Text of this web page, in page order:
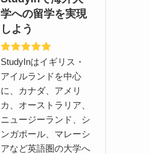
学への留学を実現
しよう
StudyInはイギリス・
アイルランドを中心
に、カナダ、アメリ
カ、オーストラリア、
ニュージーランド、シ
ンガポール、マレーシ
アなど英語圏の大学へ